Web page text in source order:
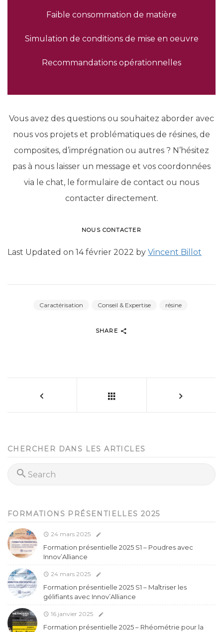
Faible consommation de matière
Simulation de conditions de mise en oeuvre
Recommandations opérationnelles
Vous avez des questions ou souhaitez aborder avec
nous vos projets et problématiques de résines, de
composites, d’imprégnation ou autres ? N’hésitez
pas à nous laisser un message et vos coordonnées
via le chat, le formulaire de contact ou nous
contacter directement.
NOUS CONTACTER
Last Updated on 14 février 2022 by Vincent Billot
Caractérisation Conseil & Expertise résine
SHARE
CHERCHER DANS LES ARTICLES
FORMATIONS PRÉSENTIELLES 2025
24 mars 2025
Formation présentielle 2025 S1 – Poudres avec
Innov’Alliance
24 mars 2025
Formation présentielle 2025 S1 – Maîtriser les
gélifiants avec Innov’Alliance
16 janvier 2025
Formation présentielle 2025 – Rhéométrie pour la